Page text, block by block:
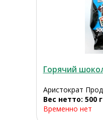
Горячий
Аристократ
Вес нетто: 500 г
Временно нет